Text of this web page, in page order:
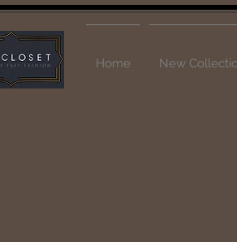
Home New